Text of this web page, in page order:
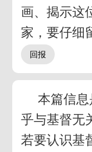
画、揭示这
家，要仔细
本篇信
乎与基督无
若要认识基